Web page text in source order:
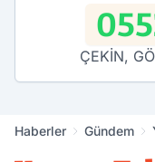
ÇEKİN,
Haberler Gündem